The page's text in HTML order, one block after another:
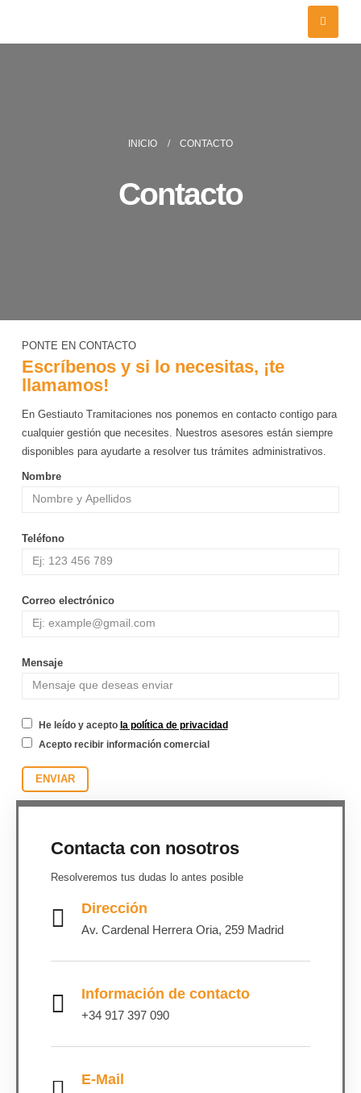
INICIO CONTACTO
Contacto
PONTE EN CONTACTO
Escríbenos y si lo necesitas, ¡te
llamamos!
En Gestiauto Tramitaciones nos ponemos en contacto contigo para
cualquier gestión que necesites. Nuestros asesores están siempre
disponibles para ayudarte a resolver tus trámites administrativos.
Nombre
Teléfono
Correo electrónico
Mensaje
He leído y acepto la política de privacidad
Acepto recibir información comercial
Contacta con nosotros
Resolveremos tus dudas lo antes posible
Dirección
Av. Cardenal Herrera Oria, 259 Madrid
Información de contacto
+34 917 397 090
E-Mail